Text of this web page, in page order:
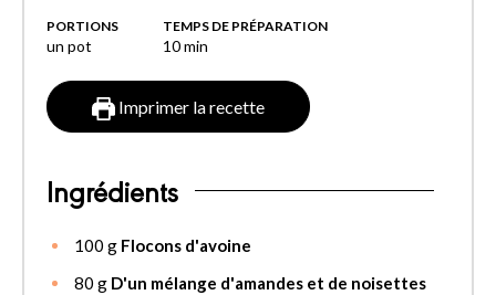
PORTIONS
un pot
TEMPS DE PRÉPARATION
10min
Imprimer la recette
Ingrédients
100 g Flocons d'avoine
80 g D'un mélange d'amandes et de noisettes